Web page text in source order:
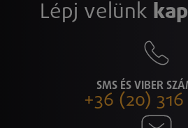
Lépj velünk
SMS ÉS VIBER
+36 (20)